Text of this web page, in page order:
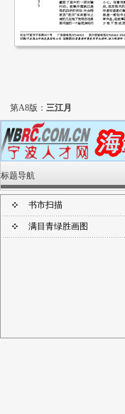
第A8版： 三江月
标题导航
书市扫描
满目青绿胜画图